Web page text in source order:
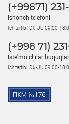
(+99871)
Ishonch telefoni
Ish tartibi: DU-JU 09:00-
(+998 71)
Iste'molchilar
Ish tartibi: DU-JU 09:00-